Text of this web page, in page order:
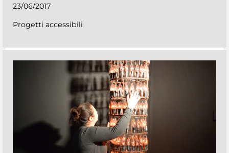
23/06/2017
Progetti accessibili